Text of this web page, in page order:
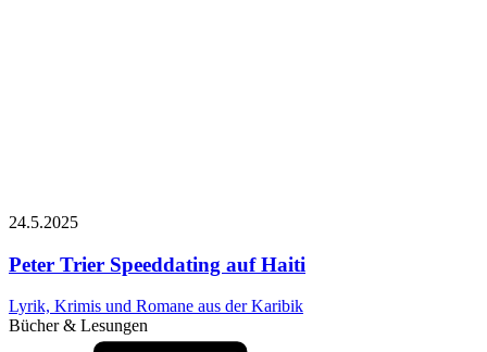
24.5.2025
Peter Trier Speeddating auf Haiti
Lyrik, Krimis und Romane aus der Karibik
Bücher & Lesungen